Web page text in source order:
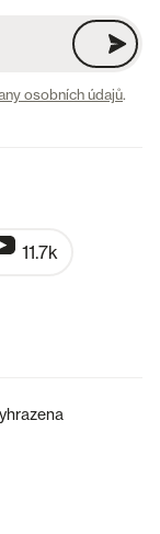
osobních údajů.
11.7k